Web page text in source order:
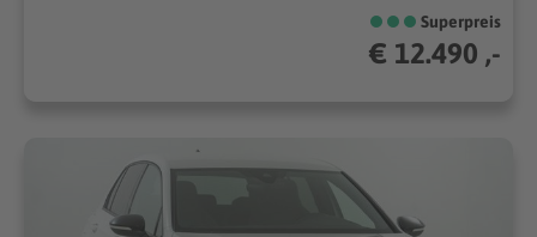
Superpreis
€ 12.490 ,-